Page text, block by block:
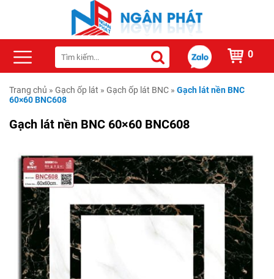
0
Trang chủ » Gạch ốp lát » Gạch ốp lát BNC » Gạch lát nền BNC
60×60 BNC608
Gạch lát nền BNC 60×60 BNC608